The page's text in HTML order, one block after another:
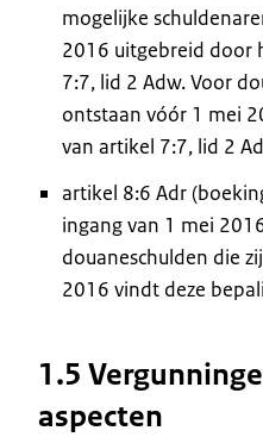
mogelijke
2016 uitgebreid door
7:7, lid 2 Adw. Voor
ontstaan vóór 1 mei
van artikel 7:7, lid 2
artikel 8:6 Adr
ingang van 1 mei
douaneschulden die
2016 vindt deze
1.5
aspecten